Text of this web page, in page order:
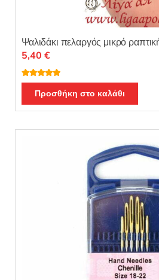
Ψαλιδάκι πελαργός μικρό
Βαθμολογή
θηκε με 5.00
από 5
5,40 €
Προσθήκη στο καλάθι